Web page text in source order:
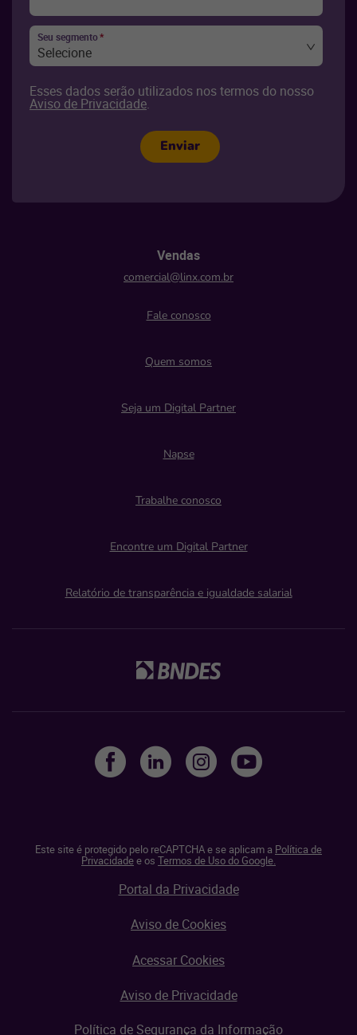
Seu segmento*
Selecione
Esses dados serão utilizados nos termos do nosso
Aviso de Privacidade.
Enviar
Vendas
comercial@linx.com.br
Fale conosco
Quem somos
Seja um Digital Partner
Napse
Trabalhe conosco
Encontre um Digital Partner
Relatório de transparência e igualdade salarial
Este site é protegido pelo reCAPTCHA e se aplicam a Política de
Privacidadee os Termos de Uso do Google.
Portal da Privacidade
Aviso de Cookies
Acessar Cookies
Aviso de Privacidade
Política de Segurança da Informação